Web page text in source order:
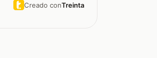
Creado conTreinta